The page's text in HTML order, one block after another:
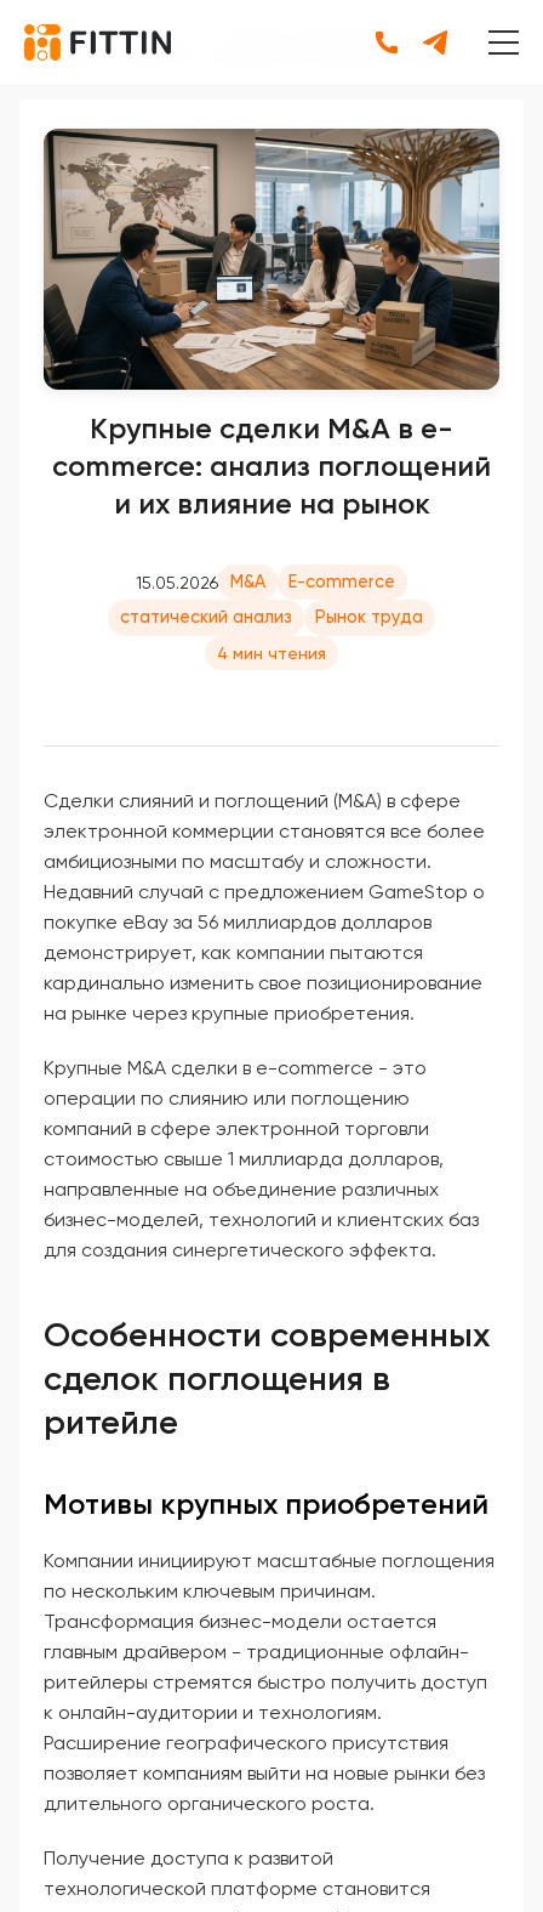
Главная • Новости
Крупные сделки M&A в e-
commerce: анализ поглощений и их влияние на рынок
Крупные сделки M&A в e-
commerce: анализ поглощений
и их влияние на рынок
15.05.2026 M&A
E-commerce
статический анализ
Рынок труда
4 мин чтения
Сделки слияний и поглощений (M&A) в сфере
электронной коммерции становятся все более
амбициозными по масштабу и сложности.
Недавний случай с предложением GameStop о
покупке eBay за 56 миллиардов долларов
демонстрирует, как компании пытаются
кардинально изменить свое позиционирование
на рынке через крупные приобретения.
Крупные M&A сделки в e-commerce - это
операции по слиянию или поглощению
компаний в сфере электронной торговли
стоимостью свыше 1 миллиарда долларов,
направленные на объединение различных
бизнес-моделей, технологий и клиентских баз
для создания синергетического эффекта.
Особенности современных
сделок поглощения в
ритейле
Мотивы крупных приобретений
Компании инициируют масштабные поглощения
по нескольким ключевым причинам.
Трансформация бизнес-модели остается
главным драйвером - традиционные офлайн-
ритейлеры стремятся быстро получить доступ
к онлайн-аудитории и технологиям.
Расширение географического присутствия
позволяет компаниям выйти на новые рынки без
длительного органического роста.
Получение доступа к развитой
технологической платформе становится